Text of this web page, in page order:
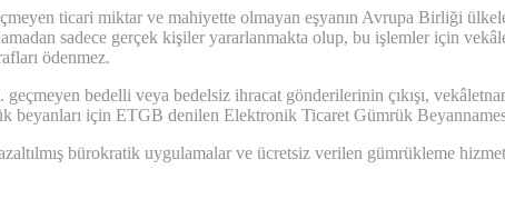
ticari miktar ve mahiyette olmayan eşyanın Avrupa Birliği
sadece gerçek kişiler yararlanmakta olup, bu işlemler için
ödenmez.
bedelli veya bedelsiz ihracat gönderilerinin çıkışı,
beyanları için ETGB denilen Elektronik Ticaret Gümrük
azaltılmış bürokratik uygulamalar ve ücretsiz verilen gümrükleme